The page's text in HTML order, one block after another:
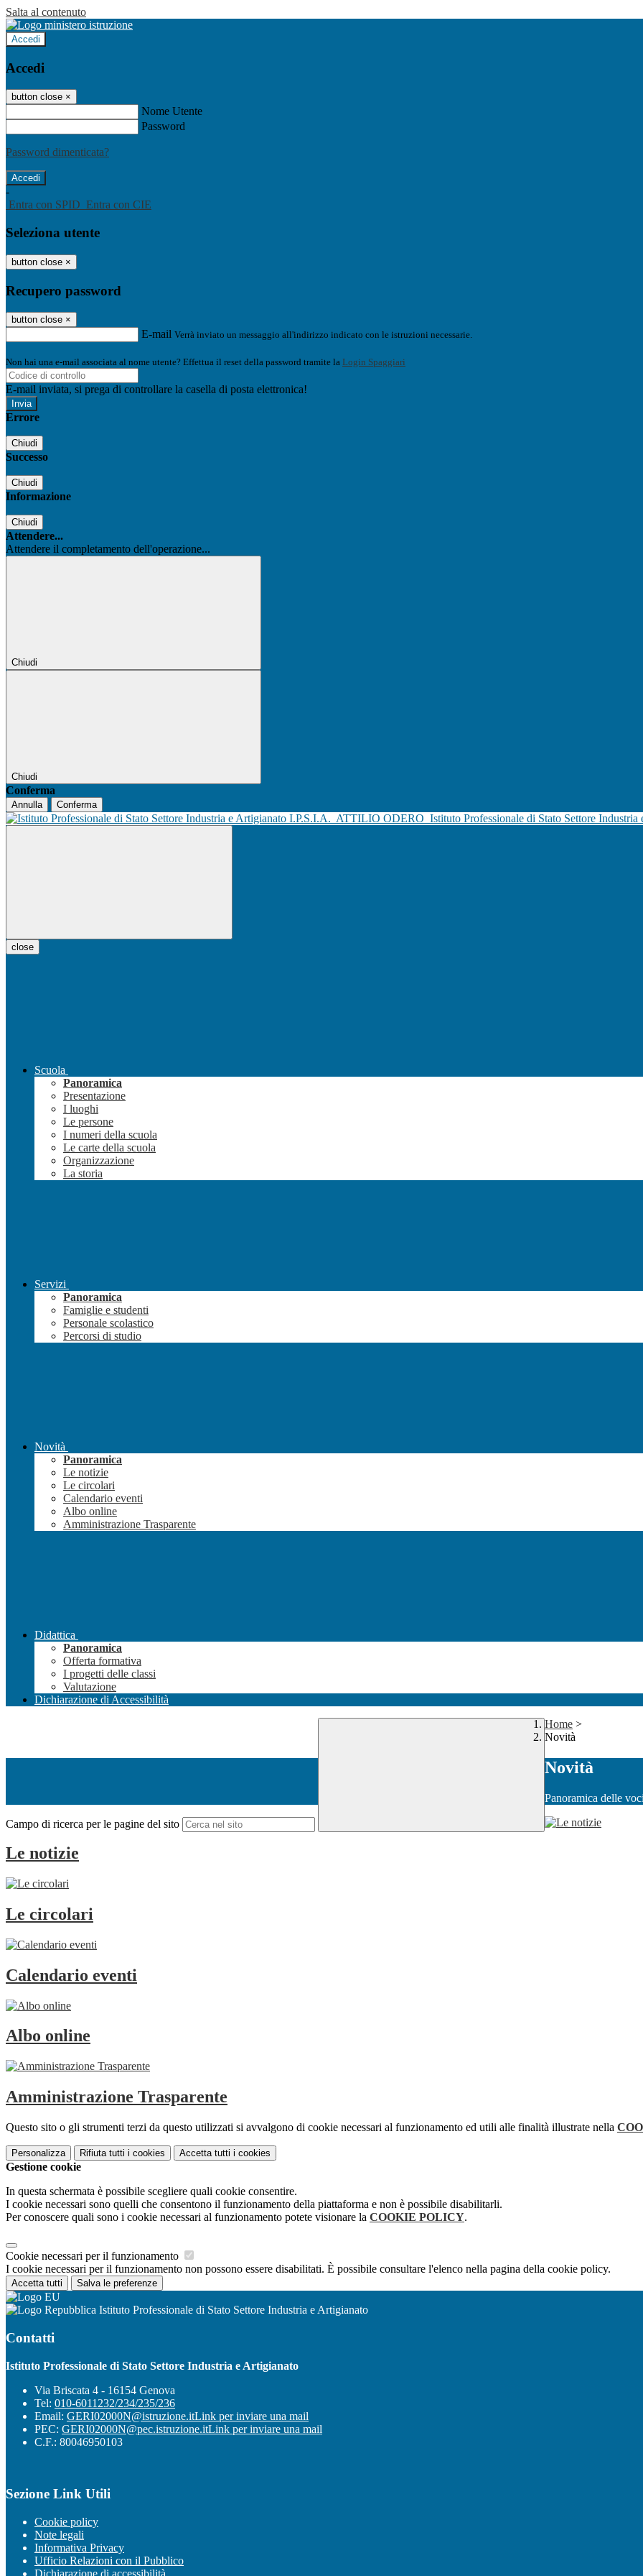
Salta al contenuto
Accedi
Accedi
button close ×
Nome Utente
Password
Password dimenticata?
-
Entra con SPID Entra con CIE
Seleziona utente
button close ×
Recupero password
button close ×
E-mail Verrà inviato un messaggio all'indirizzo indicato con le istruzioni necessarie.
Non hai una e-mail associata al nome utente? Effettua il reset della password tramite la Login Spaggiari
E-mail inviata, si prega di controllare la casella di posta elettronica!
Errore
Chiudi
Successo
Chiudi
Informazione
Chiudi
Attendere...
Attendere il completamento dell'operazione...
Chiudi
Chiudi
Conferma
Annulla Conferma
I.P.S.I.A. ATTILIO ODERO Istituto Professionale di Stato Settore Industria
close
Scuola
Panoramica
Presentazione
I luoghi
Le persone
I numeri della scuola
Le carte della scuola
Organizzazione
La storia
Servizi
Panoramica
Famiglie e studenti
Personale scolastico
Percorsi di studio
Novità
Panoramica
Le notizie
Le circolari
Calendario eventi
Albo online
Amministrazione Trasparente
Didattica
Panoramica
Offerta formativa
I progetti delle classi
Valutazione
Dichiarazione di Accessibilità
Campo di ricerca per le pagine del sito
Home >
Novità
Novità
Panoramica delle
Le notizie
Le circolari
Calendario eventi
Albo online
Amministrazione Trasparente
Questo sito o gli strumenti terzi da questo utilizzati si avvalgono di cookie necessari al funzionamento ed utili alle finalità illustrate nella
Personalizza Rifiuta tutti i cookies Accetta tutti i cookies
Gestione cookie
In questa schermata è possibile scegliere quali cookie consentire.
I cookie necessari sono quelli che consentono il funzionamento della piattaforma e non è possibile disabilitarli.
Per conoscere quali sono i cookie necessari al funzionamento potete visionare la COOKIE POLICY.
Cookie necessari per il funzionamento
I cookie necessari per il funzionamento non possono essere disabilitati. È possibile consultare l'elenco nella pagina della cookie policy.
Accetta tutti Salva le preferenze
Istituto Professionale di Stato Settore Industria e Artigianato
Contatti
Istituto Professionale di Stato Settore Industria e Artigianato
Via Briscata 4 - 16154 Genova
Tel: 010-6011232/234/235/236
Email: GERI02000N@istruzione.itLink per inviare una mail
PEC: GERI02000N@pec.istruzione.itLink per inviare una mail
C.F.: 80046950103
Sezione Link Utili
Cookie policy
Note legali
Informativa Privacy
Ufficio Relazioni con il Pubblico
Dichiarazione di accessibilità